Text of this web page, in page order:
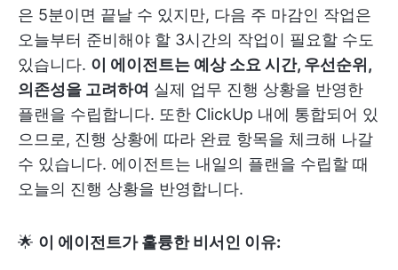
은 5분이면 끝날 수 있지만, 다음 주 마감인 작업은
오늘부터 준비해야 할 3시간의 작업이 필요할 수도
있습니다. 이 에이전트는 예상 소요 시간, 우선순위,
의존성을 고려하여 실제 업무 진행 상황을 반영한
플랜을 수립합니다. 또한 ClickUp 내에 통합되어 있
으므로, 진행 상황에 따라 완료 항목을 체크해 나갈
수 있습니다. 에이전트는 내일의 플랜을 수립할 때
오늘의 진행 상황을 반영합니다.
🌟 이 에이전트가 훌륭한 비서인 이유: